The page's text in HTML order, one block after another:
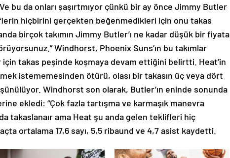
bu da onları şaşırtmıyor çünkü bir ay önce Jimmy Butler
hiçbirini gerçekten beğenmedikleri için onu takas
birçok takımın Jimmy Butler’ı ne kadar düşük bir fiyata
Windhorst, Phoenix Suns’ın bu takımlar
takas peşinde koşmaya devam ettiğini belirtti. Heat’in
istememesinden ötürü, olası bir takasın üç veya dört
Windhorst son olarak, Butler’ın eninde sonunda
ekledi: “Çok fazla tartışma ve karmaşık manevra
takaslanaır ama Heat şu anda gelen teklifleri hiç
ortalama 17,6 sayı, 5,5 ribaund ve 4,7 asist kaydetti.